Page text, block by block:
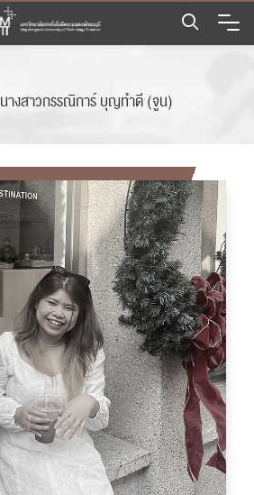
นางสาวกรรณิการ์ บุญทำดี (จูน)